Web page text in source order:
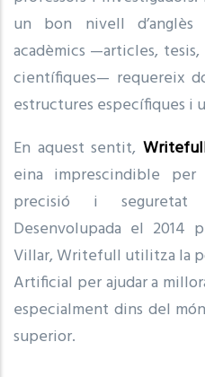
un bon nivell d’anglès
acadèmics —articles,
científiques— requereix
estructures específiques i
En aquest sentit,
eina imprescindible
precisió i seguretat
Desenvolupada el 2014
Villar, Writefull utilitza la
Artificial per ajudar a
especialment dins del
superior.